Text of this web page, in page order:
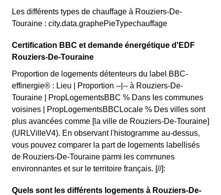
Les différents types de chauffage à Rouziers-De-
Touraine : city.data.graphePieTypechauffage
Certification BBC et demande énergétique d'EDF
Rouziers-De-Touraine
Proportion de logements détenteurs du label BBC-
effinergie® : Lieu | Proportion --|-- à Rouziers-De-
Touraine | PropLogementsBBC % Dans les communes
voisines | PropLogementsBBCLocale % Des villes sont
plus avancées comme [la ville de Rouziers-De-Touraine]
(URLVilleV4). En observant l'histogramme au-dessus,
vous pouvez comparer la part de logements labellisés
de Rouziers-De-Touraine parmi les communes
environnantes et sur le territoire français. [//]:
Quels sont les différents logements à Rouziers-De-